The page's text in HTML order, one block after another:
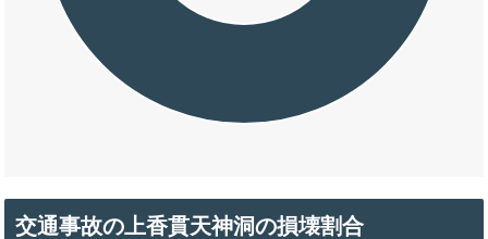
交通事故の上香貫天神洞の損壊割合